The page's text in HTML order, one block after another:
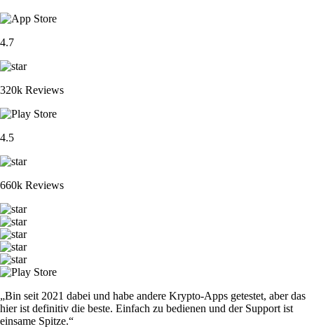
4.7
320k Reviews
4.5
660k Reviews
„Bin seit 2021 dabei und habe andere Krypto-Apps getestet, aber das
hier ist definitiv die beste. Einfach zu bedienen und der Support ist
einsame Spitze.“